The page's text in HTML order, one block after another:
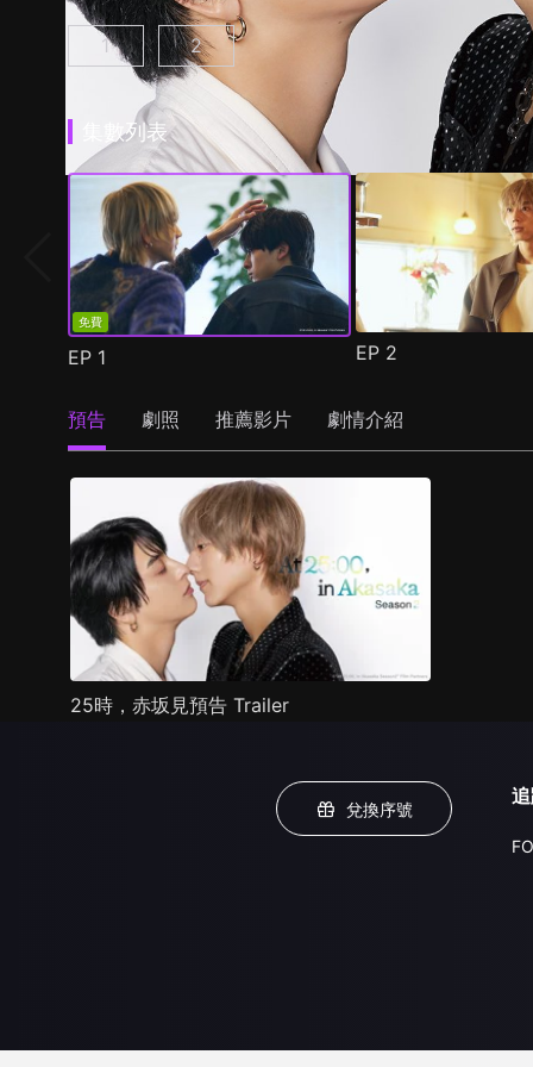
25時，赤坂見 第1集
1 25時，赤坂見 第2季 第1集
2
集數列表
免費
EP 1 EP 2
預告 劇照 推薦影片 劇情介紹
25時，赤坂見預告 Trailer
兌換序號